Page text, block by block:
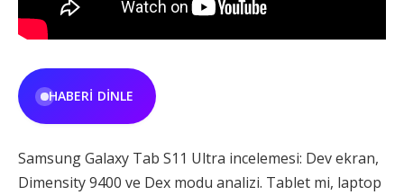
HABERI DINLE
Samsung Galaxy Tab S11 Ultra incelemesi: Dev ekran,
Dimensity 9400 ve Dex modu analizi. Tablet mi, laptop